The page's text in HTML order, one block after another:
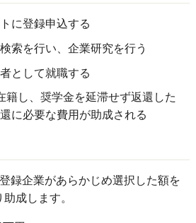
に登録申込する
索を行い、企業研究を行う
として就職する
籍し、奨学金を延滞せず返還した
に必要な費用が助成される
録企業があらかじめ選択した額を
成します。